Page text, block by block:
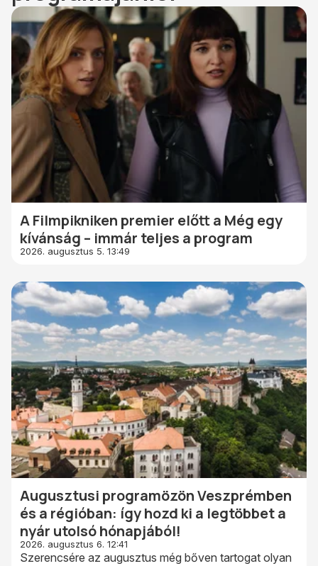
A Filmpikniken premier előtt a Még egy
kívánság – immár teljes a program
2026. augusztus 5. 13:49
Augusztusi programözön Veszprémben
és a régióban: így hozd ki a legtöbbet a
nyár utolsó hónapjából!
2026. augusztus 6. 12:41
Szerencsére az augusztus még bőven tartogat olyan